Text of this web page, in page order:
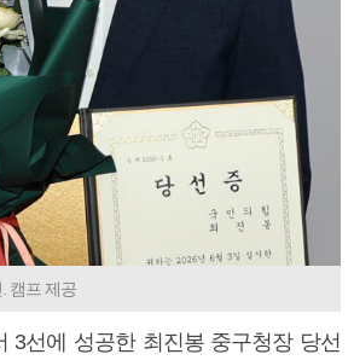
캠프 제공
3선에 성공한 최진봉 중구청장 당선